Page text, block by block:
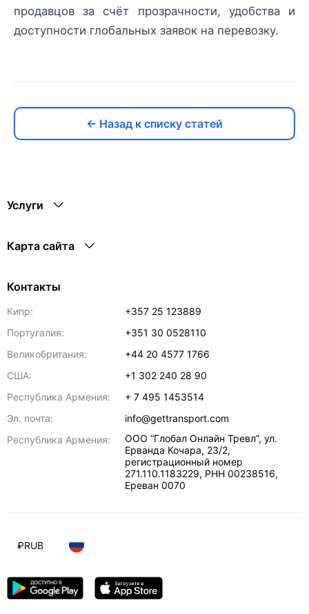
продавцов за счёт прозрачности, удобства и
доступности глобальных заявок на перевозку.
← Назад к списку статей
Услуги
Карта сайта
Контакты
Кипр:
+357 25 123889
Португалия:
+351 30 0528110
Великобритания:
+44 20 4577 1766
США:
+1 302 240 28 90
Республика Армения:
+ 7 495 1453514
Эл. почта:
info@gettransport.com
Республика Армения:
ООО “Глобал Онлайн Тревл”, ул.
Ерванда Кочара, 23/2,
регистрационный номер
271.110.1183229, РНН 00238516,
Ереван 0070
₽RUB